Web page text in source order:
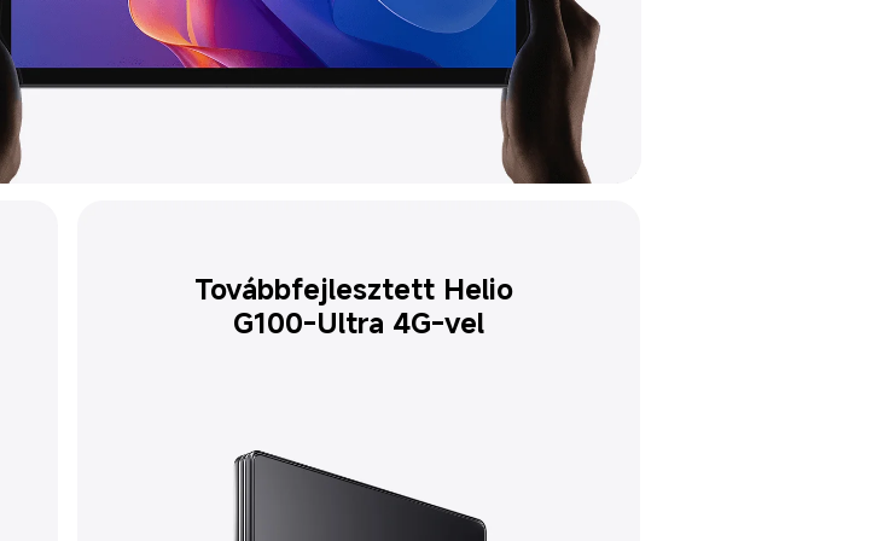
Továbbfejlesztett Helio
G100-Ultra 4G-vel